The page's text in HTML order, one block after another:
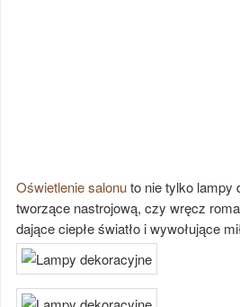
Oświetlenie salonuto nie tylko lampy
tworzące nastrojową, czy wręcz
dające ciepłe światło i wywołujące